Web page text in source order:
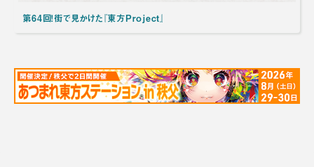
第64回！街で見かけた『東方Project』